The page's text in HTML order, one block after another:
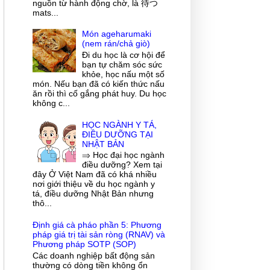
nguồn từ hành động chờ, là 待つ
mats...
Món ageharumaki
(nem rán/chả giò)
Đi du học là cơ hội để
bạn tự chăm sóc sức
khỏe, học nấu một số
món. Nếu bạn đã có kiến thức nấu
ăn rồi thì cố gắng phát huy. Du học
không c...
HỌC NGÀNH Y TÁ,
ĐIỀU DƯỠNG TẠI
NHẬT BẢN
⇒ Học đại học ngành
điều dưỡng? Xem tại
đây Ở Việt Nam đã có khá nhiều
nơi giới thiệu về du học ngành y
tá, điều dưỡng Nhật Bản nhưng
thô...
Định giá cà pháo phần 5: Phương
pháp giá trị tài sản ròng (RNAV) và
Phương pháp SOTP (SOP)
Các doanh nghiệp bất động sản
thường có dòng tiền không ổn